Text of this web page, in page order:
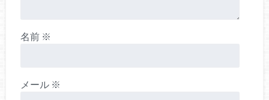
名前 ※
メール ※